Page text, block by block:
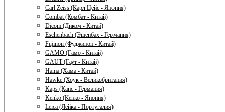
Carl Zeiss (Карл Цейс - Япония)
Combat (Комбат - Китай)
Dicom (Диком - Китай)
Eschenbach (Эшенбах - Германия)
Fujinon (Фуджинон - Китай)
GAMO (Гамо - Китай)
GAUT (Гаут - Китай)
Hama (Хама - Китай)
Hawke (Хоук - Великобритания)
Kaps (Капс - Германия)
Kenko (Кенко - Япония)
Leica (Лейка - Португалия)